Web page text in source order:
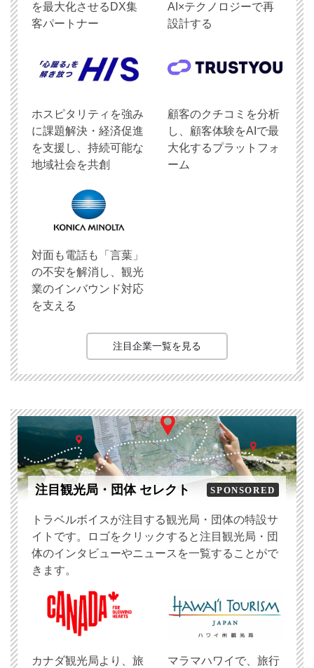
を最大化させるDX集
客パートナー
AI×テクノロジーで再
設計する
ホスピタリティを強み
に課題解決・経済促進
を支援し、持続可能な
地域社会を共創
顧客のクチコミを分析
し、顧客体験をAIで最
大化するプラットフォ
ーム
対面も電話も「言葉」
の不安を解消し、観光
業のインバウンド対応
を支える
注目企業一覧を見る
注目観光局・団体 セレクト SPONSORED
トラベルボイスが注目する観光局・団体の特設サ
イトです。ロゴをクリックすると注目観光局・団
体のインタビューやニュースを一覧することがで
きます。
​カナダ観光局より、旅
マラマハワイで、旅行